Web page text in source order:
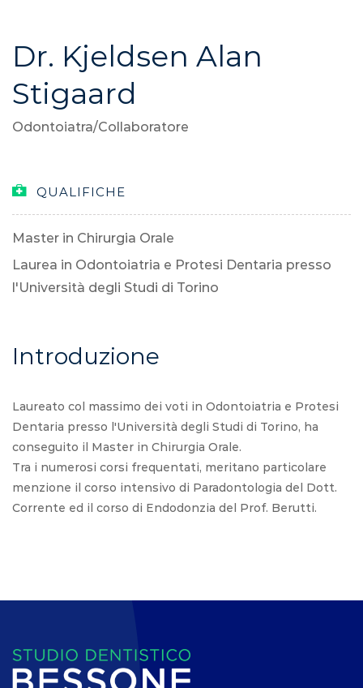
Dr. Kjeldsen Alan
Stigaard
Odontoiatra/Collaboratore
QUALIFICHE
Master in Chirurgia Orale
Laurea in Odontoiatria e Protesi Dentaria presso
l'Università degli Studi di Torino
Introduzione
Laureato col massimo dei voti in Odontoiatria e Protesi
Dentaria presso l'Università degli Studi di Torino, ha
conseguito il Master in Chirurgia Orale.
Tra i numerosi corsi frequentati, meritano particolare
menzione il corso intensivo di Paradontologia del Dott.
Corrente ed il corso di Endodonzia del Prof. Berutti.